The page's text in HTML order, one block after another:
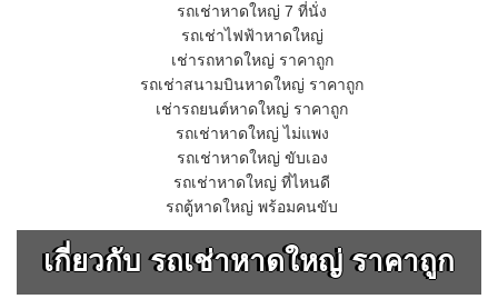
รถเช่าหาดใหญ่ 7 ที่นั่ง
รถเช่าไฟฟ้าหาดใหญ่
เช่ารถหาดใหญ่ ราคาถูก
รถเช่าสนามบินหาดใหญ่ ราคาถูก
เช่ารถยนต์หาดใหญ่ ราคาถูก
รถเช่าหาดใหญ่ ไม่แพง
รถเช่าหาดใหญ่ ขับเอง
รถเช่าหาดใหญ่ ที่ไหนดี
รถตู้หาดใหญ่ พร้อมคนขับ
เกี่ยวกับ รถเช่าหาดใหญ่ ราคาถูก